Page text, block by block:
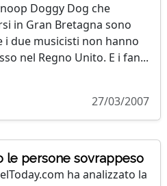
Doggy Dog che
in Gran Bretagna sono
due musicisti non hanno
nel Regno Unito. E i fan...
27/03/2007
le persone sovrappeso
ha analizzato la